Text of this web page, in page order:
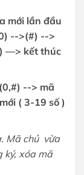
mới lần đầu
-->(#) -->
—> kết thúc
--> mã
( 3-19 số )
Mã chủ vừa
ký, xóa mã